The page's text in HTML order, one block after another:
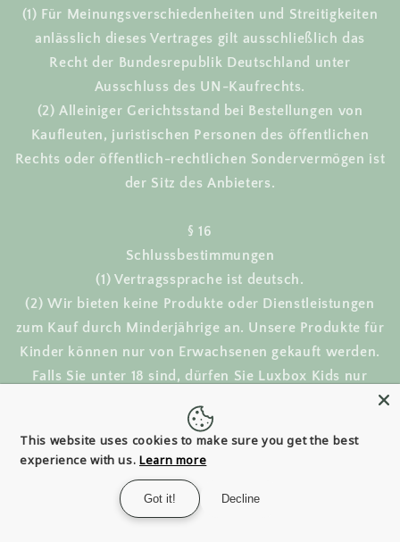
(1) Für Meinungsverschiedenheiten und Streitigkeiten
anlässlich dieses Vertrages gilt ausschließlich das
Recht der Bundesrepublik Deutschland unter
Ausschluss des UN-Kaufrechts.
(2) Alleiniger Gerichtsstand bei Bestellungen von
Kaufleuten, juristischen Personen des öffentlichen
Rechts oder öffentlich-rechtlichen Sondervermögen ist
der Sitz des Anbieters.
§ 16
Schlussbestimmungen
(1) Vertragssprache ist deutsch.
(2) Wir bieten keine Produkte oder Dienstleistungen
zum Kauf durch Minderjährige an. Unsere Produkte für
Kinder können nur von Erwachsenen gekauft werden.
Falls Sie unter 18 sind, dürfen Sie Luxbox Kids nur
Erziehungsberechtigten nutzen.
(3) Wenn Sie diese AGB verletzen und wir
berechtigt, von unseren Rechten bei jeder anderen
Gelegenheit, in der Sie diese Verkaufsbedingungen
This website uses cookies to make sure you get the best
experience with us. Learn more
Got it! Decline